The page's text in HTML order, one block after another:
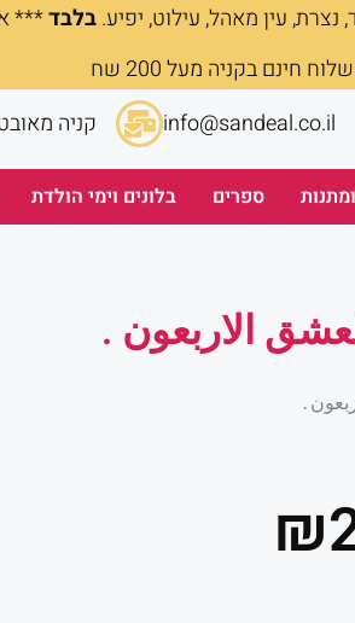
עין מאהל, עילוט, יפיע.בלבד***
חינם בקניה מעל 200 שח
info@sandeal.co.il קניה
ספרים בלונים וימי הולדת
الاربعون .
.
₪